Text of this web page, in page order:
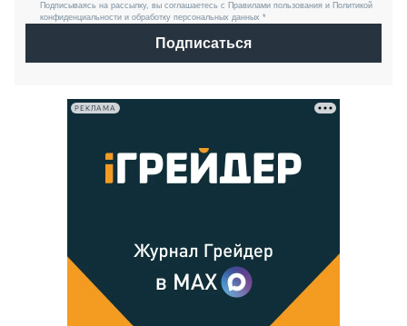
Подписываясь на рассылку, вы соглашаетесь с Правилами пользования и Политикой
конфиденциальности и обработку персональных данных *
Подписаться
РЕКЛАМА